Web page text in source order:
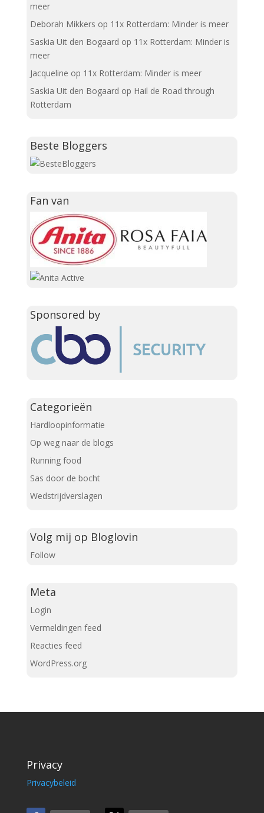
meer
Deborah Mikkers op 11x Rotterdam: Minder is meer
Saskia Uit den Bogaard op 11x Rotterdam: Minder is
meer
Jacqueline op 11x Rotterdam: Minder is meer
Saskia Uit den Bogaard op Hail de Road through
Rotterdam
Beste Bloggers
Fan van
Sponsored by
Categorieën
Hardloopinformatie
Op weg naar de blogs
Running food
Sas door de bocht
Wedstrijdverslagen
Volg mij op Bloglovin
Follow
Meta
Login
Vermeldingen feed
Reacties feed
WordPress.org
Privacy
Privacybeleid